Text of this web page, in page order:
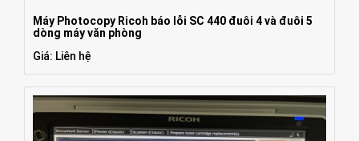
Máy Photocopy Ricoh báo lỗi SC 440 đuôi 4 và đuôi 5
dòng máy văn phòng
Giá: Liên hệ